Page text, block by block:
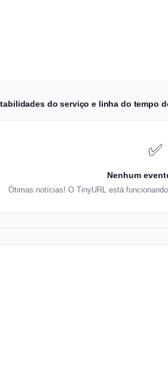
do serviço e linha do tempo
✅
Nenhum
Ótimas notícias! O TinyURL está